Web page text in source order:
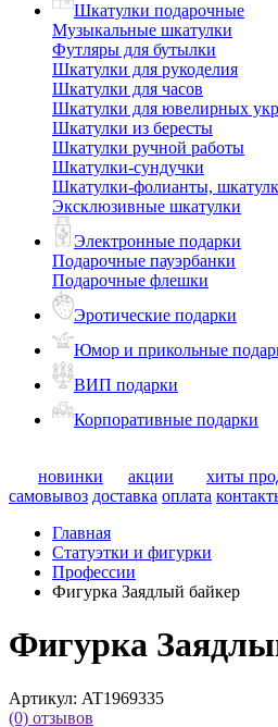
Шкатулки подарочные
Музыкальные шкатулки
Футляры для бутылки
Шкатулки для рукоделия
Шкатулки для часов
Шкатулки для ювелирных
Шкатулки из бересты
Шкатулки ручной работы
Шкатулки-сундучки
Шкатулки-фолианты,
Эксклюзивные шкатулки
Электронные подарки
Подарочные пауэрбанки
Подарочные флешки
Эротические подарки
Юмор и прикольные
ВИП подарки
Корпоративные подарки
новинки акции
хиты
самовывоз доставка оплата
Главная
Статуэтки и фигурки
Профессии
Фигурка Заядлый байкер
Фигурка
Артикул: AT1969335
(0) отзывов